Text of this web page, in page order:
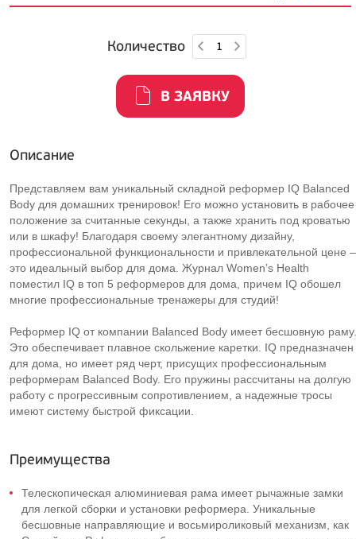
Количество
В ЗАЯВКУ
Описание
Представляем вам уникальный складной реформер IQ Balanced
Body для домашних тренировок! Его можно установить в рабочее
положение за считанные секунды, а также хранить под кроватью
или в шкафу! Благодаря своему элегантному дизайну,
профессиональной функциональности и привлекательной цене –
это идеальный выбор для дома. Журнал Women’s Health
поместил IQ в топ 5 реформеров для дома, причем IQ обошел
многие профессиональные тренажеры для студий!
Реформер IQ от компании Balanced Body имеет бесшовную раму.
Это обеспечивает плавное скольжение каретки. IQ предназначен
для дома, но имеет ряд черт, присущих профессиональным
реформерам Balanced Body. Его пружины рассчитаны на долгую
работу с прогрессивным сопротивлением, а надежные тросы
имеют систему быстрой фиксации.
Преимущества
Телескопическая алюминиевая рама имеет рычажные замки
для легкой сборки и установки реформера. Уникальные
бесшовные направляющие и восьмироликовый механизм, как